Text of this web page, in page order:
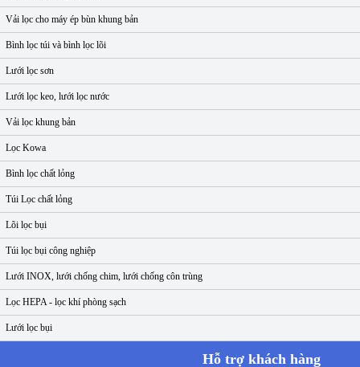
Vải lọc cho máy ép bùn khung bản
Bình lọc túi và bình lọc lõi
Lưới lọc sơn
Lưới lọc keo, lưới lọc nước
Vải lọc khung bản
Lọc Kowa
Bình lọc chất lỏng
Túi Lọc chất lỏng
Lõi lọc bụi
Túi lọc bụi công nghiệp
Lưới INOX, lưới chống chim, lưới chống côn trùng
Lọc HEPA - lọc khí phòng sạch
Lưới lọc bụi
Hỗ trợ khách hàng